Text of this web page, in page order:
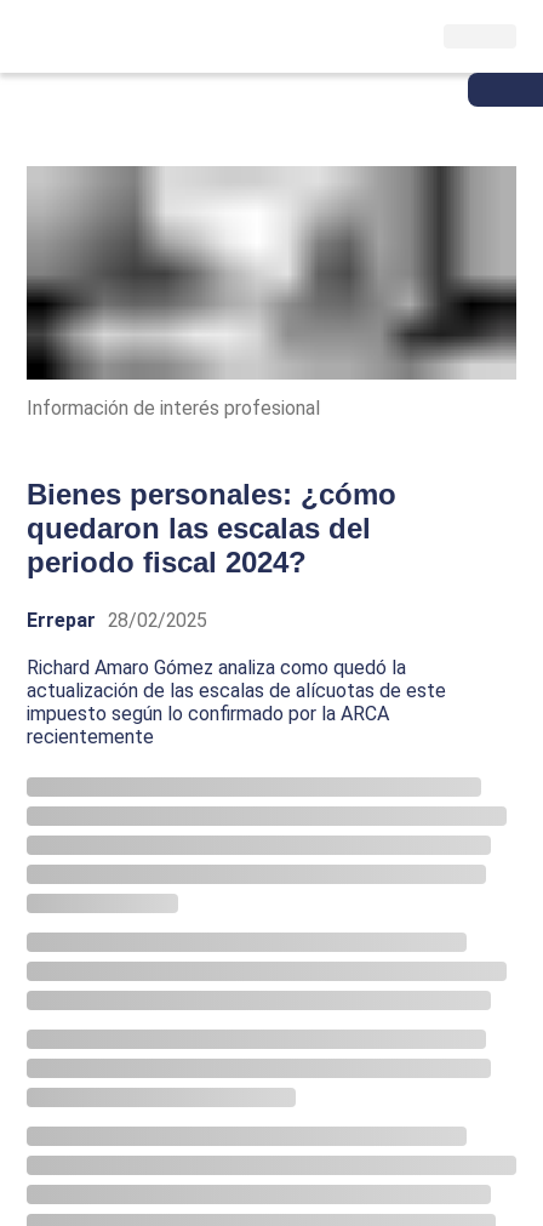
Información de interés profesional
Bienes personales: ¿cómo
quedaron las escalas del
periodo fiscal 2024?
Errepar 28/02/2025
Richard Amaro Gómez analiza como quedó la
actualización de las escalas de alícuotas de este
impuesto según lo confirmado por la ARCA
recientemente